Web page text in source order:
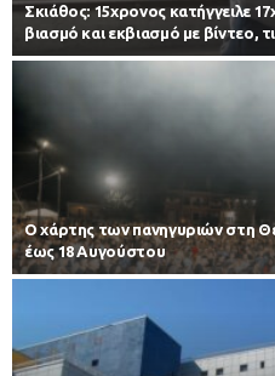
Σκιάθος: 15χρονος κατήγγειλε
βιασμό και εκβιασμό με βίντεο,
Ο χάρτης των πανηγυριών στη
έως 18 Αυγούστου